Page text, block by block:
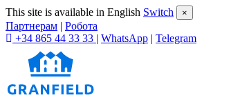
This site is available in English Switch ×
Партнерам | Робота
+34 865 44 33 33 | WhatsApp | Telegram